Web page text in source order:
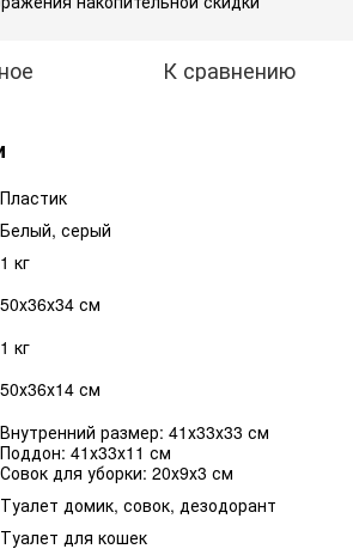
К сравнению
Пластик
Белый, серый
1 кг
50х36х34 см
1 кг
50х36х14 см
Внутренний размер: 41х33х33 см
Поддон: 41х33х11 см
Совок для уборки: 20х9х3 см
Туалет домик, совок, дезодорант
Туалет для кошек